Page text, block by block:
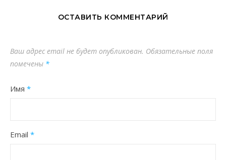
ОСТАВИТЬ КОММЕНТАРИЙ
Ваш адрес email не будет опубликован. Обязательные поля
помечены *
Имя *
Email *